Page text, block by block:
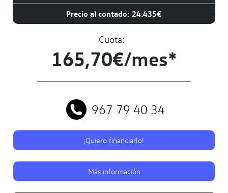
Precio al contado: 24.435€
Cuota:
165,70€/mes*
967 79 40 34
¡Quiero financiarlo!
Más información